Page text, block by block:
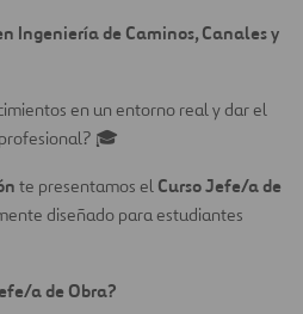
Ingeniería de Caminos, Canales y
en un entorno real y dar el
🎓
te presentamos el Curso Jefe/a de
diseñado para estudiantes
a de Obra?